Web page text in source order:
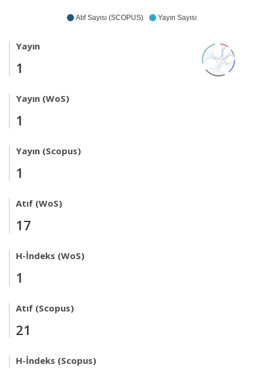
Atıf Sayısı (SCOPUS) Yayın Sayısı
Yayın
1
Yayın (WoS)
1
Yayın (Scopus)
1
Atıf (WoS)
17
H-İndeks (WoS)
1
Atıf (Scopus)
21
H-İndeks (Scopus)